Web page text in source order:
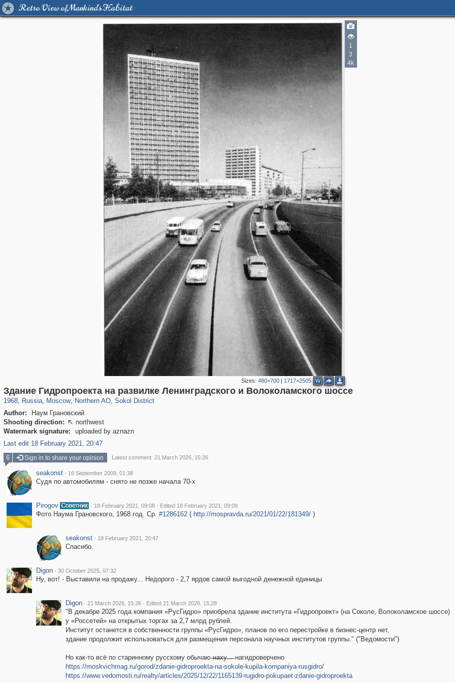
Retro View of Mankind's Habitat
1
3
4k
Sizes: 480×700| 1717×2505 W
Здание Гидропроекта на развилке Ленинградского и Волоколамского шоссе
1968, Russia
1,406,258 29,243
, Moscow
319,780 8,286
, Northern AO
22,533 598
, Sokol District
3,442 98
Author:
Наум Грановский
Shooting direction:  northwest
Watermark signature:
uploaded by aznazn
Last edit 18 February 2021, 20:47
6 Sign in to share your opinion Latest comment: 21 March 2026, 15:26
seakonst · 16 September 2009, 01:38
Судя по автомобилям - снято не позже начала 70-х
Pirogov · 18 February 2021, 09:08 · Edited 18 February 2021, 09:09
Фото Наума Грановского, 1968 год. Ср. #1286162( http://mospravda.ru/2021/01/22/181349/)
seakonst · 18 February 2021, 20:47
Спасибо.
Digon · 30 October 2025, 07:32
Ну, вот! - Выставили на продажу... Недорого - 2,7 ярдов самой выгодной денежной единицы
Digon · 21 March 2026, 15:26 · Edited 21 March 2026, 15:28
"В декабре 2025 года компания «РусГидро» приобрела здание института «Гидропроект» (на Соколе, Волоколамское шоссе)
у «Россетей» на открытых торгах за 2,7 млрд рублей.
Институт останется в собственности группы «РусГидро», планов по его перестройке в бизнес-центр нет,
здание продолжит использоваться для размещения персонала научных институтов группы." ("Ведомости")
Но как-то всё по старинному русскому обычаю ̶н̶а̶х̶у̶.̶.̶.̶ нагидроверчено
https://moskvichmag.ru/gorod/zdanie-gidroproekta-na-sokole-kupila-kompaniya-rusgidro/
https://www.vedomosti.ru/realty/articles/2025/12/22/1165139-rugidro-pokupaet-zdanie-gidroproekta